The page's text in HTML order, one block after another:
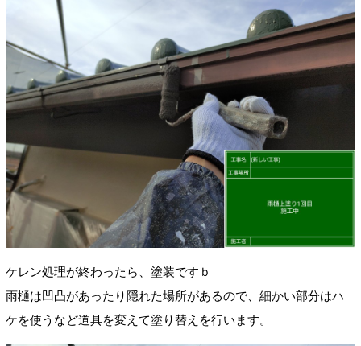
ケレン処理が終わったら、塗装ですｂ
雨樋は凹凸があったり隠れた場所があるので、細かい部分はハ
ケを使うなど道具を変えて塗り替えを行います。